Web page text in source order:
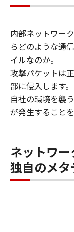
内部ネットワー
らどのような通
イルなのか。
攻撃パケットは
部に侵入します。
自社の環境を襲
が発生すること
ネットワ
独自のメ